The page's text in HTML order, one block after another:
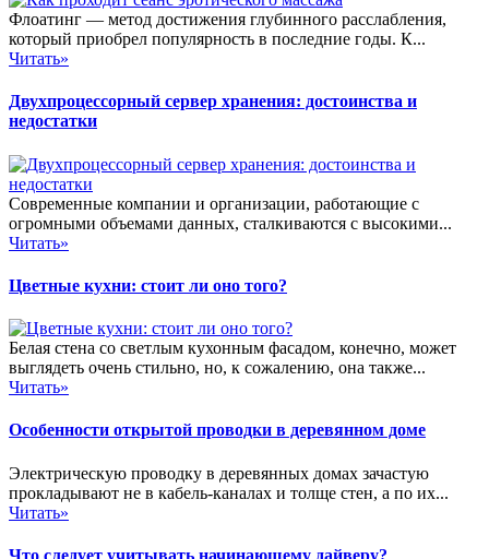
Флоатинг — метод достижения глубинного расслабления,
который приобрел популярность в последние годы. К...
Читать»
Двухпроцессорный сервер хранения: достоинства и
недостатки
Современные компании и организации, работающие с
огромными объемами данных, сталкиваются с высокими...
Читать»
Цветные кухни: стоит ли оно того?
Белая стена со светлым кухонным фасадом, конечно, может
выглядеть очень стильно, но, к сожалению, она также...
Читать»
Особенности открытой проводки в деревянном доме
Электрическую проводку в деревянных домах зачастую
прокладывают не в кабель-каналах и толще стен, а по их...
Читать»
Что следует учитывать начинающему дайверу?